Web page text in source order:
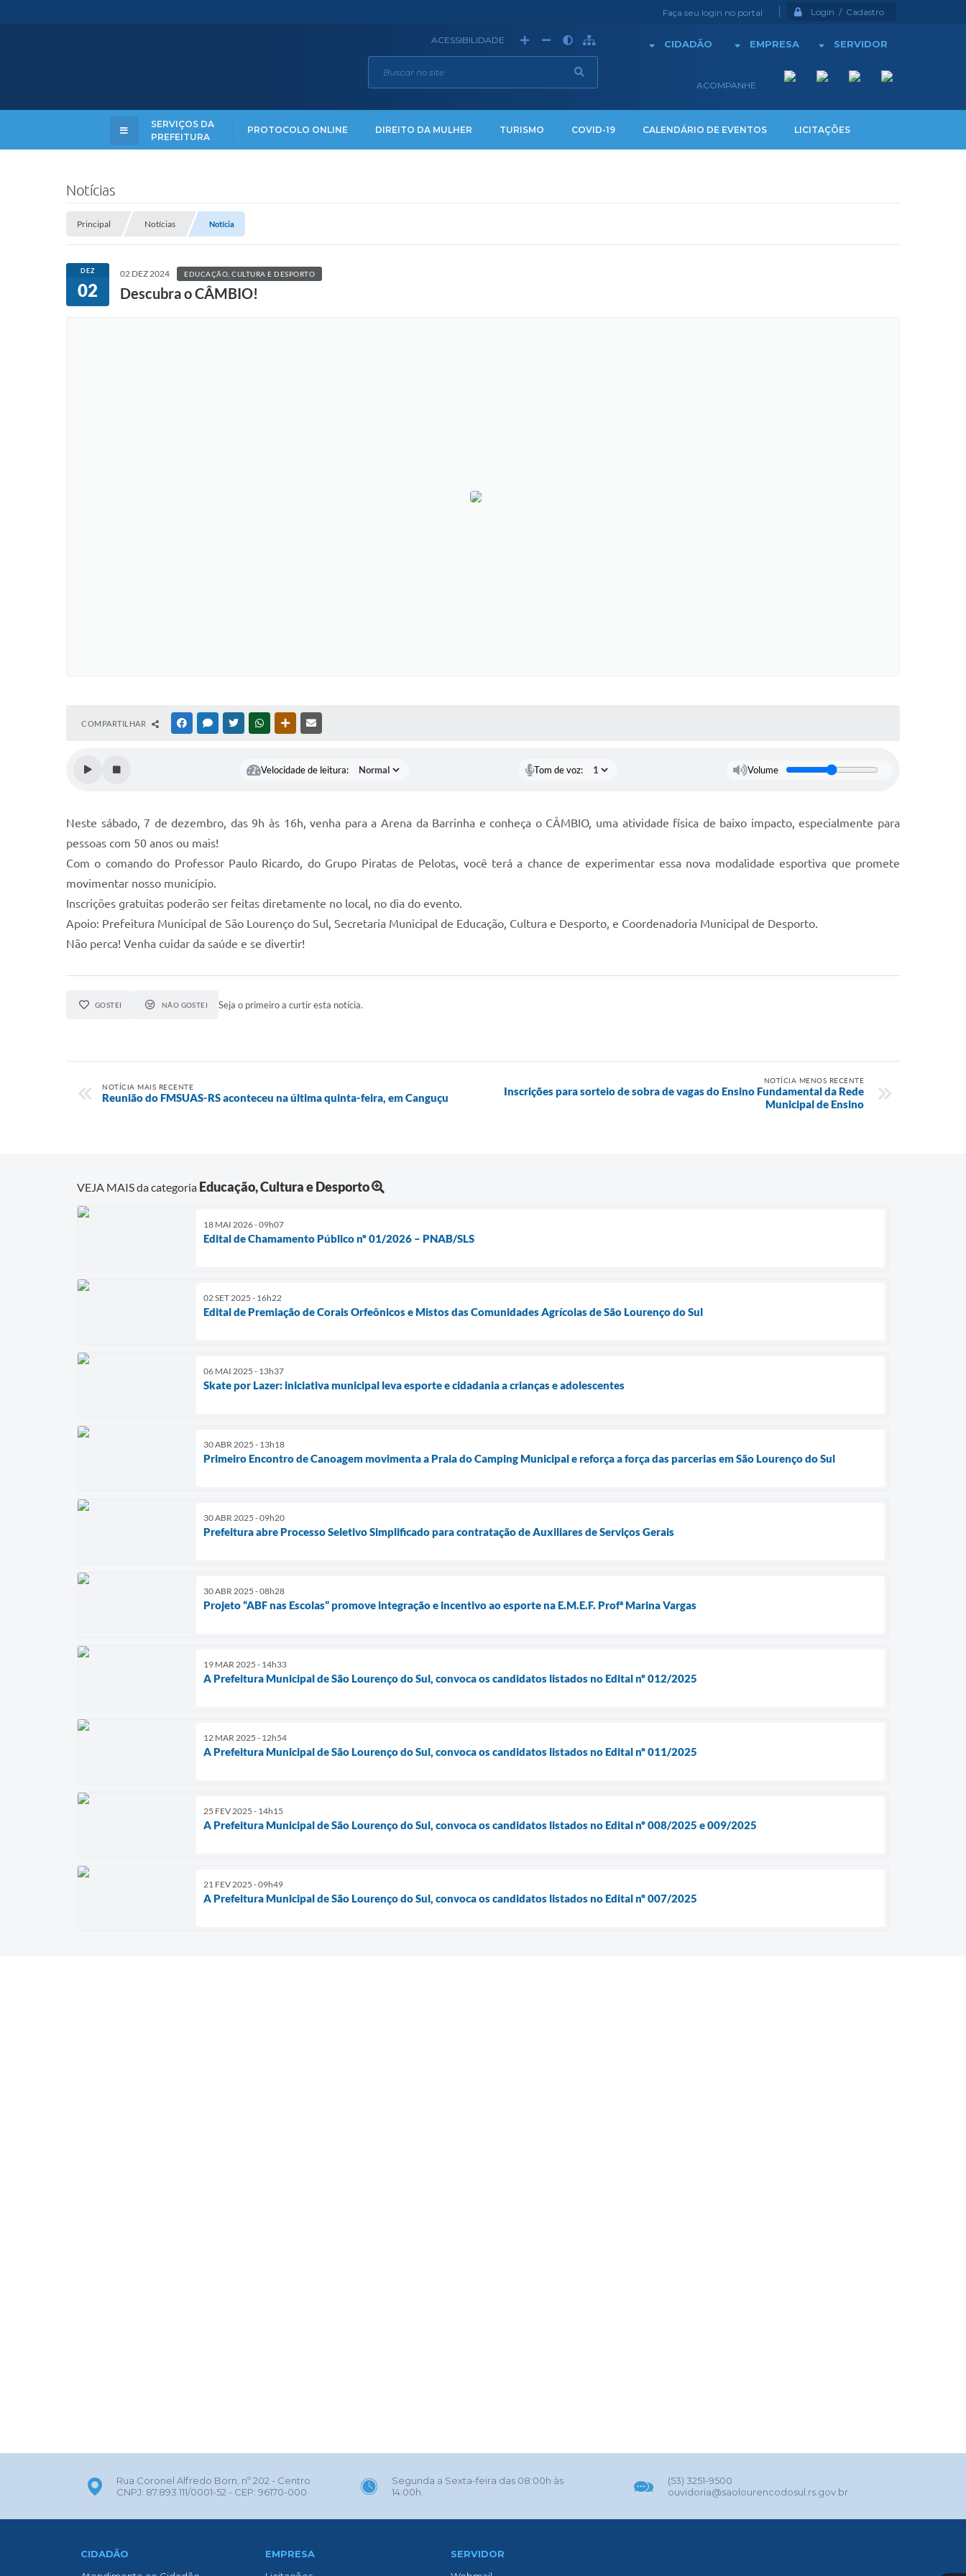
Faça seu login no portal Login / Cadastro
CIDADÃO EMPRESA SERVIDOR
ACOMPANHE
ACESSIBILIDADE
SERVIÇOS DA
PREFEITURA
PROTOCOLO ONLINE DIREITO DA MULHER TURISMO COVID-19 CALENDÁRIO DE EVENTOS LICITAÇÕES
Notícias
Principal Notícias Notícia
DEZ
02
02 DEZ 2024 EDUCAÇÃO, CULTURA E DESPORTO
Descubra o CÂMBIO!
COMPARTILHAR FACEBOOKMESSENGER
TWITTERWHATSAPPOUTRAS MÍDIAS
Velocidade de leitura: Tom de voz: Volume
Neste sábado, 7 de dezembro, das 9h às 16h, venha para a Arena da Barrinha e conheça o CÂMBIO, uma atividade física de baixo impacto, especialmente para
pessoas com 50 anos ou mais!
Com o comando do Professor Paulo Ricardo, do Grupo Piratas de Pelotas, você terá a chance de experimentar essa nova modalidade esportiva que promete
movimentar nosso município.
Inscrições gratuitas poderão ser feitas diretamente no local, no dia do evento.
Apoio: Prefeitura Municipal de São Lourenço do Sul, Secretaria Municipal de Educação, Cultura e Desporto, e Coordenadoria Municipal de Desporto.
Não perca! Venha cuidar da saúde e se divertir!
GOSTEI NÃO GOSTEI Seja o primeiro a curtir esta notícia.
NOTÍCIA MAIS RECENTE
Reunião do FMSUAS-RS aconteceu na última quinta-feira, em Canguçu
NOTÍCIA MENOS RECENTE
Inscrições para sorteio de sobra de vagas do Ensino Fundamental da Rede
Municipal de Ensino
VEJA MAIS da categoria Educação, Cultura e Desporto
18 MAI 2026 - 09h07
Edital de Chamamento Público nº 01/2026 – PNAB/SLS
02 SET 2025 - 16h22
Edital de Premiação de Corais Orfeônicos e Mistos das Comunidades Agrícolas de São Lourenço do Sul
06 MAI 2025 - 13h37
Skate por Lazer: iniciativa municipal leva esporte e cidadania a crianças e adolescentes
30 ABR 2025 - 13h18
Primeiro Encontro de Canoagem movimenta a Praia do Camping Municipal e reforça a força das parcerias em São Lourenço do Sul
30 ABR 2025 - 09h20
Prefeitura abre Processo Seletivo Simplificado para contratação de Auxiliares de Serviços Gerais
30 ABR 2025 - 08h28
Projeto “ABF nas Escolas” promove integração e incentivo ao esporte na E.M.E.F. Profª Marina Vargas
19 MAR 2025 - 14h33
A Prefeitura Municipal de São Lourenço do Sul, convoca os candidatos listados no Edital nº 012/2025
12 MAR 2025 - 12h54
A Prefeitura Municipal de São Lourenço do Sul, convoca os candidatos listados no Edital nº 011/2025
25 FEV 2025 - 14h15
A Prefeitura Municipal de São Lourenço do Sul, convoca os candidatos listados no Edital nº 008/2025 e 009/2025
21 FEV 2025 - 09h49
A Prefeitura Municipal de São Lourenço do Sul, convoca os candidatos listados no Edital nº 007/2025
Rua Coronel Alfredo Born, nº 202 - Centro
CNPJ: 87.893.111/0001-52 - CEP: 96170-000
Segunda a Sexta-feira das 08:00h às
14:00h.
(53) 3251-9500
ouvidoria@saolourencodosul.rs.gov.br
CIDADÃO
EMPRESA
SERVIDOR